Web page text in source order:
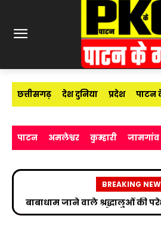
छत्तीसगढ़ देश दुनिया प्रदेश पाटन
पाटन अमलेश्वर कुम्हारी
BREAKING
उप निरीक्षक सुभाष चंद्र यादव ने
अपराधों के प्रति